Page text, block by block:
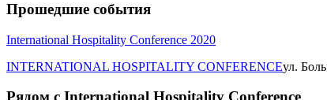
Прошедшие события
International Hospitality Conference 2020
INTERNATIONAL HOSPITALITY CONFERENCEул.